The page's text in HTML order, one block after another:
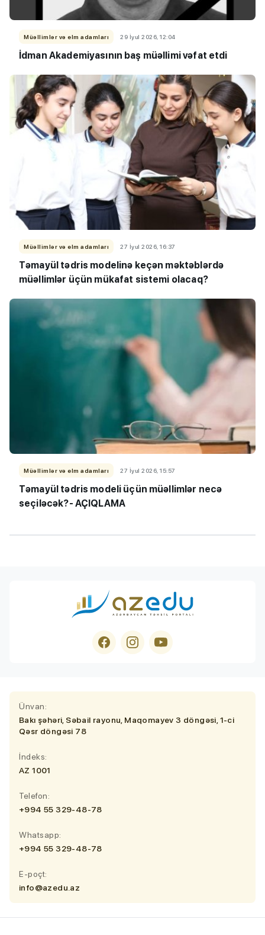
Müəllimlər və elm adamları 29 İyul 2026, 12:04
İdman Akademiyasının baş müəllimi vəfat etdi
Müəllimlər və elm adamları 27 İyul 2026, 16:37
Təmayül tədris modelinə keçən məktəblərdə
müəllimlər üçün mükafat sistemi olacaq?
Müəllimlər və elm adamları 27 İyul 2026, 15:57
Təmayül tədris modeli üçün müəllimlər necə
seçiləcək?- AÇIQLAMA
Ünvan:
Bakı şəhəri, Səbail rayonu, Maqomayev 3 döngəsi, 1-ci
Qəsr döngəsi 78
İndeks:
AZ 1001
Telefon:
+994 55 329-48-78
Whatsapp:
+994 55 329-48-78
E-poçt:
info@azedu.az